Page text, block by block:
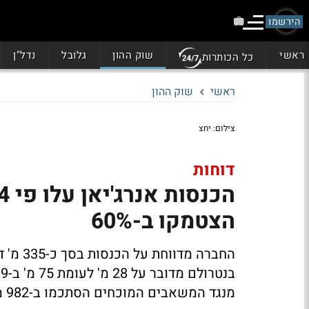
הירשמו
ראשי כל הכותרות שוק ההון גלובל נדל"ן
ראשי שוק ההון
צילום: יחצ
דוחות
הצטמקו ב-60%
מנגד המשאבים המוכחים הסתכמו ב-982 מ' חביות שווה ערך נפט, לעומת 658 מ'